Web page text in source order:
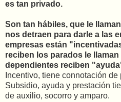
es tan privado.
Son tan hábiles, que le
nos detraen para darle a las
empresas están
reciben los parados le
dependientes reciben
Incentivo, tiene connotación
Subsidio, ayuda y prestación
de auxilio, socorro y amparo.